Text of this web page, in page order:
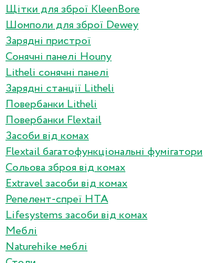
Щітки для зброї KleenBore
Шомполи для зброї Dewey
Зарядні пристрої
Сонячні панелі Houny
Litheli сонячні панелі
Зарядні станції Litheli
Повербанки Litheli
Повербанки Flextail
Засоби від комах
Flextail багатофункціональні фумігатори
Сольова зброя від комах
Extravel засоби від комах
Репелент-спреї HTA
Lifesystems засоби від комах
Меблі
Naturehike меблі